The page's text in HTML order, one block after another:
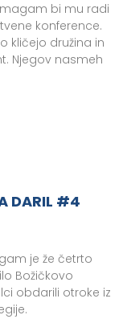
bi mu radi
konference.
kličejo družina in
Njegov nasmeh
DARIL #4
je že četrto
Božičkovo
obdarili otroke iz